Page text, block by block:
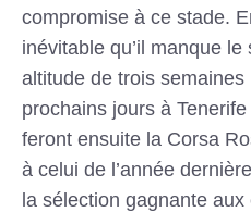
compromise à ce stade.
inévitable qu’il manque
altitude de trois
prochains jours à
feront ensuite la Corsa
à celui de l’année
la sélection gagnante